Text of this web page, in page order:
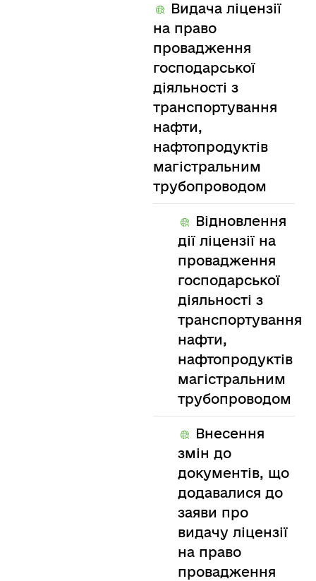
Видача ліцензії
на право
провадження
господарської
діяльності з
транспортування
нафти,
нафтопродуктів
магістральним
трубопроводом
Відновлення
дії ліцензії на
провадження
господарської
діяльності з
транспортування
нафти,
нафтопродуктів
магістральним
трубопроводом
Внесення
змін до
документів, що
додавалися до
заяви про
видачу ліцензії
на право
провадження